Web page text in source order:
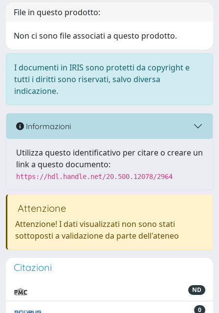
File in questo prodotto:
Non ci sono file associati a questo prodotto.
I documenti in IRIS sono protetti da copyright e
tutti i diritti sono riservati, salvo diversa
indicazione.
Informazioni
Utilizza questo identificativo per citare o creare un
link a questo documento:
https://hdl.handle.net/20.500.12078/2964
Attenzione
Attenzione! I dati visualizzati non sono stati
sottoposti a validazione da parte dell'ateneo
Citazioni
ND
0